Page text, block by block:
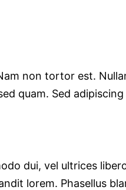
non tortor est.
quam. Sed
dui, vel ultrices
lorem. Phasellus